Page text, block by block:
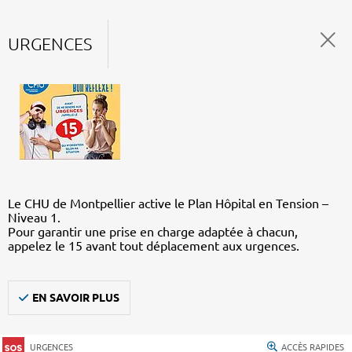
URGENCES
Le CHU de Montpellier active le Plan Hôpital en Tension –
Niveau 1.
Pour garantir une prise en charge adaptée à chacun,
appelez le 15 avant tout déplacement aux urgences.
EN SAVOIR PLUS
URGENCES ACCÈS RAPIDES